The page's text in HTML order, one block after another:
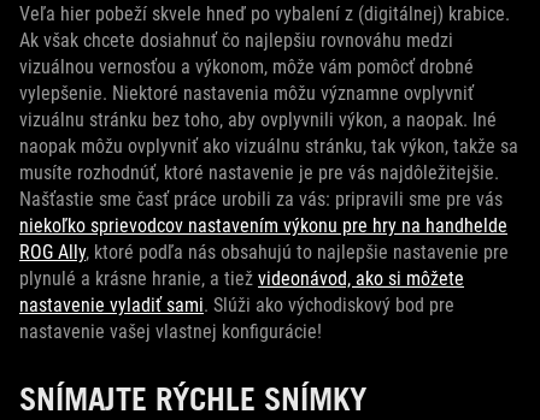
Veľa hier pobeží skvele hneď po vybalení z (digitálnej) krabice.
Ak však chcete dosiahnuť čo najlepšiu rovnováhu medzi
vizuálnou vernosťou a výkonom, môže vám pomôcť drobné
vylepšenie. Niektoré nastavenia môžu významne ovplyvniť
vizuálnu stránku bez toho, aby ovplyvnili výkon, a naopak. Iné
naopak môžu ovplyvniť ako vizuálnu stránku, tak výkon, takže sa
musíte rozhodnúť, ktoré nastavenie je pre vás najdôležitejšie.
Našťastie sme časť práce urobili za vás: pripravili sme pre vás
niekoľko sprievodcov nastavením výkonu pre hry na handhelde
ROG Ally, ktoré podľa nás obsahujú to najlepšie nastavenie pre
plynulé a krásne hranie, a tiež videonávod, ako si môžete
nastavenie vyladiť sami. Slúži ako východiskový bod pre
nastavenie vašej vlastnej konfigurácie!
SNÍMAJTE RÝCHLE SNÍMKY